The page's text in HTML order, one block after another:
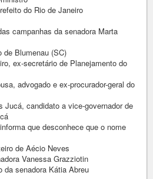
do Rio de Janeiro
campanhas da senadora Marta
de Blumenau (SC)
ex-secretário de Planejamento do
advogado e ex-procurador-geral do
Jucá, candidato a vice-governador de
que desconhece que o nome
de Aécio Neves
Vanessa Grazziotin
da senadora Kátia Abreu